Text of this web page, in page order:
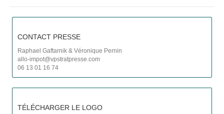
CONTACT PRESSE
Raphael Gaftarnik & Véronique Pernin
allo-impot@vpstratpresse.com
06 13 01 16 74
TÉLÉCHARGER LE LOGO